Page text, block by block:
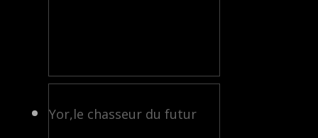
Yor,le chasseur du futur